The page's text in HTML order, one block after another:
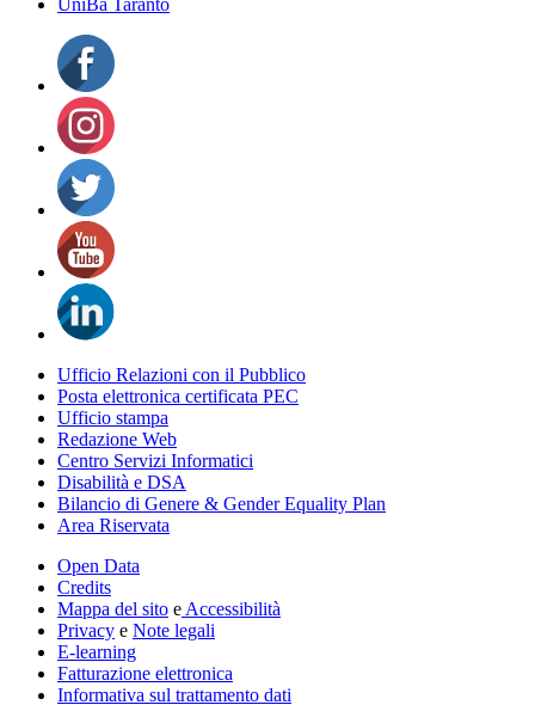
UniBa Taranto
Ufficio Relazioni con il Pubblico
Posta elettronica certificata PEC
Ufficio stampa
Redazione Web
Centro Servizi Informatici
Disabilità e DSA
Bilancio di Genere & Gender Equality Plan
Area Riservata
Open Data
Credits
Mappa del sito eAccessibilità
Privacy e Note legali
E-learning
Fatturazione elettronica
Informativa sul trattamento dati